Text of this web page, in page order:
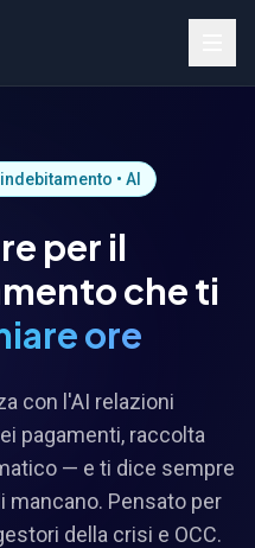
• AI
per il
che ti
ore
con l'AI relazioni
pagamenti, raccolta
— e ti dice sempre
mancano. Pensato per
della crisi e OCC.